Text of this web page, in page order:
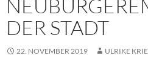
DER STADT
22. NOVEMBER 2019 ULRIKE